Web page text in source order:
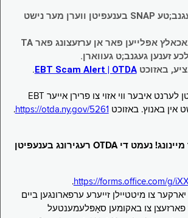
אפליקאציעס פאר געגנב;טע SNAP בענעפיטן ווערן מער נישט
הויזגעזינדער קענען נאכאלץ אפּלייען פאר אן ערזעצונג פאר TA
זענען געגנב;ט געווארן.
באזוכטEBT Scam Alert | OTDA
.
באשיצן אייער בענעפיטן לערנט איבער ווי אזוי צו פרירן אייער EBT
אין באנוץ. באזוכט https://otda.ny.gov/5261
.
מיר ווילן הערן אייער מיינונג! נעמט די OTDA רעגירונג בענעפיטן
https://forms.office.com/g/
.
צו מיטטיילן זייערע ערפארונגען ביים
פארזעצן צו באקומען סאָפּלעמענטעל